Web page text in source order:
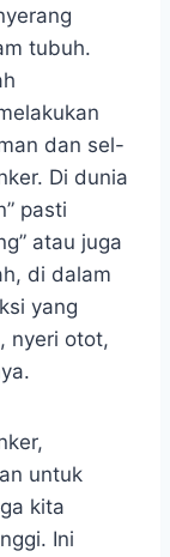
tubuh.
dan sel-
Di dunia
pasti
atau juga
di dalam
yang
nyeri otot,
untuk
kita
Ini